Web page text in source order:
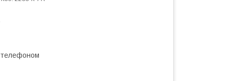
телефоном